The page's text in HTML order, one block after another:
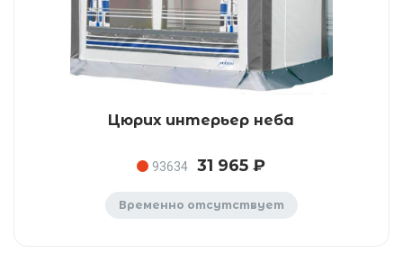
Цюрих интерьер неба
93634 31 965 ₽
Временно отсутствует